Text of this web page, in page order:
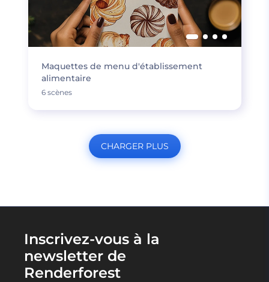
Maquettes de menu d'établissement
alimentaire
6 scènes
CHARGER PLUS
Inscrivez-vous à la
newsletter de
Renderforest